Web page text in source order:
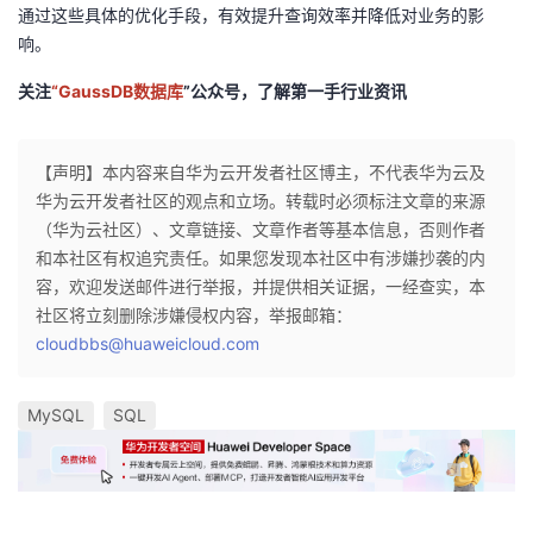
通过这些具体的优化手段，有效提升查询效率并降低对业务的影
响。
关注“GaussDB数据库”公众号，了解第一手行业资讯
【声明】本内容来自华为云开发者社区博主，不代表华为云及
华为云开发者社区的观点和立场。转载时必须标注文章的来源
（华为云社区）、文章链接、文章作者等基本信息，否则作者
和本社区有权追究责任。如果您发现本社区中有涉嫌抄袭的内
容，欢迎发送邮件进行举报，并提供相关证据，一经查实，本
社区将立刻删除涉嫌侵权内容，举报邮箱：
cloudbbs@huaweicloud.com
MySQL SQL